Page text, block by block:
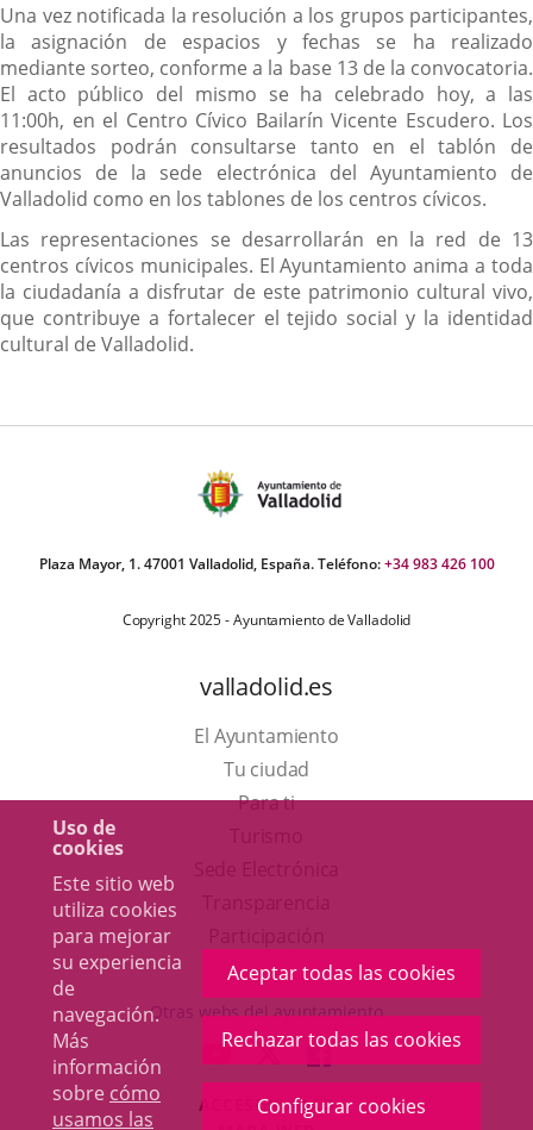
Uso de
cookies
Este sitio web
utiliza cookies
para mejorar
su experiencia
de
navegación.
Más
información
sobre cómo
usamos las
Aceptar todas las cookies
Rechazar todas las cookies
Configurar cookies
Una vez notificada la resolución a los grupos participantes,
la asignación de espacios y fechas se ha realizado
mediante sorteo, conforme a la base 13 de la convocatoria.
El acto público del mismo se ha celebrado hoy, a las
11:00h, en el Centro Cívico Bailarín Vicente Escudero. Los
resultados podrán consultarse tanto en el tablón de
anuncios de la sede electrónica del Ayuntamiento de
Valladolid como en los tablones de los centros cívicos.
Las representaciones se desarrollarán en la red de 13
centros cívicos municipales. El Ayuntamiento anima a toda
la ciudadanía a disfrutar de este patrimonio cultural vivo,
que contribuye a fortalecer el tejido social y la identidad
cultural de Valladolid.
Plaza Mayor, 1. 47001 Valladolid, España. Teléfono:+34 983 426 100
Copyright 2025 - Ayuntamiento de Valladolid
valladolid.es
El Ayuntamiento
Tu ciudad
Para ti
en
una
ventana
nueva.
aplicación
externa.
Otras webs del ayuntamiento
ENLACE
A
UNA
ENLACE
A
UNA
ENLACE
A
UNA
ACCESIBILIDAD